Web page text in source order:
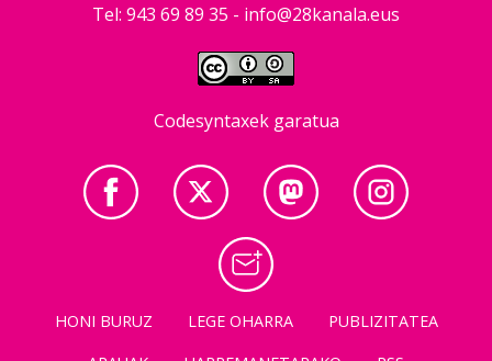
Tel: 943 69 89 35 - info@28kanala.eus
Codesyntaxek garatua
HONI BURUZ LEGE OHARRA
PUBLIZITATEA